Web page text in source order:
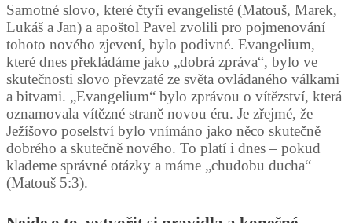
Samotné slovo, které čtyři evangelisté (Matouš, Marek,
Lukáš a Jan) a apoštol Pavel zvolili pro pojmenování
tohoto nového zjevení, bylo podivné. Evangelium,
které dnes překládáme jako „dobrá zpráva“, bylo ve
skutečnosti slovo převzaté ze světa ovládaného válkami
a bitvami. „Evangelium“ bylo zprávou o vítězství, která
oznamovala vítězné straně novou éru. Je zřejmé, že
Ježíšovo poselství bylo vnímáno jako něco skutečně
dobrého a skutečně nového. To platí i dnes – pokud
klademe správné otázky a máme „chudobu ducha“
(Matouš 5:3).